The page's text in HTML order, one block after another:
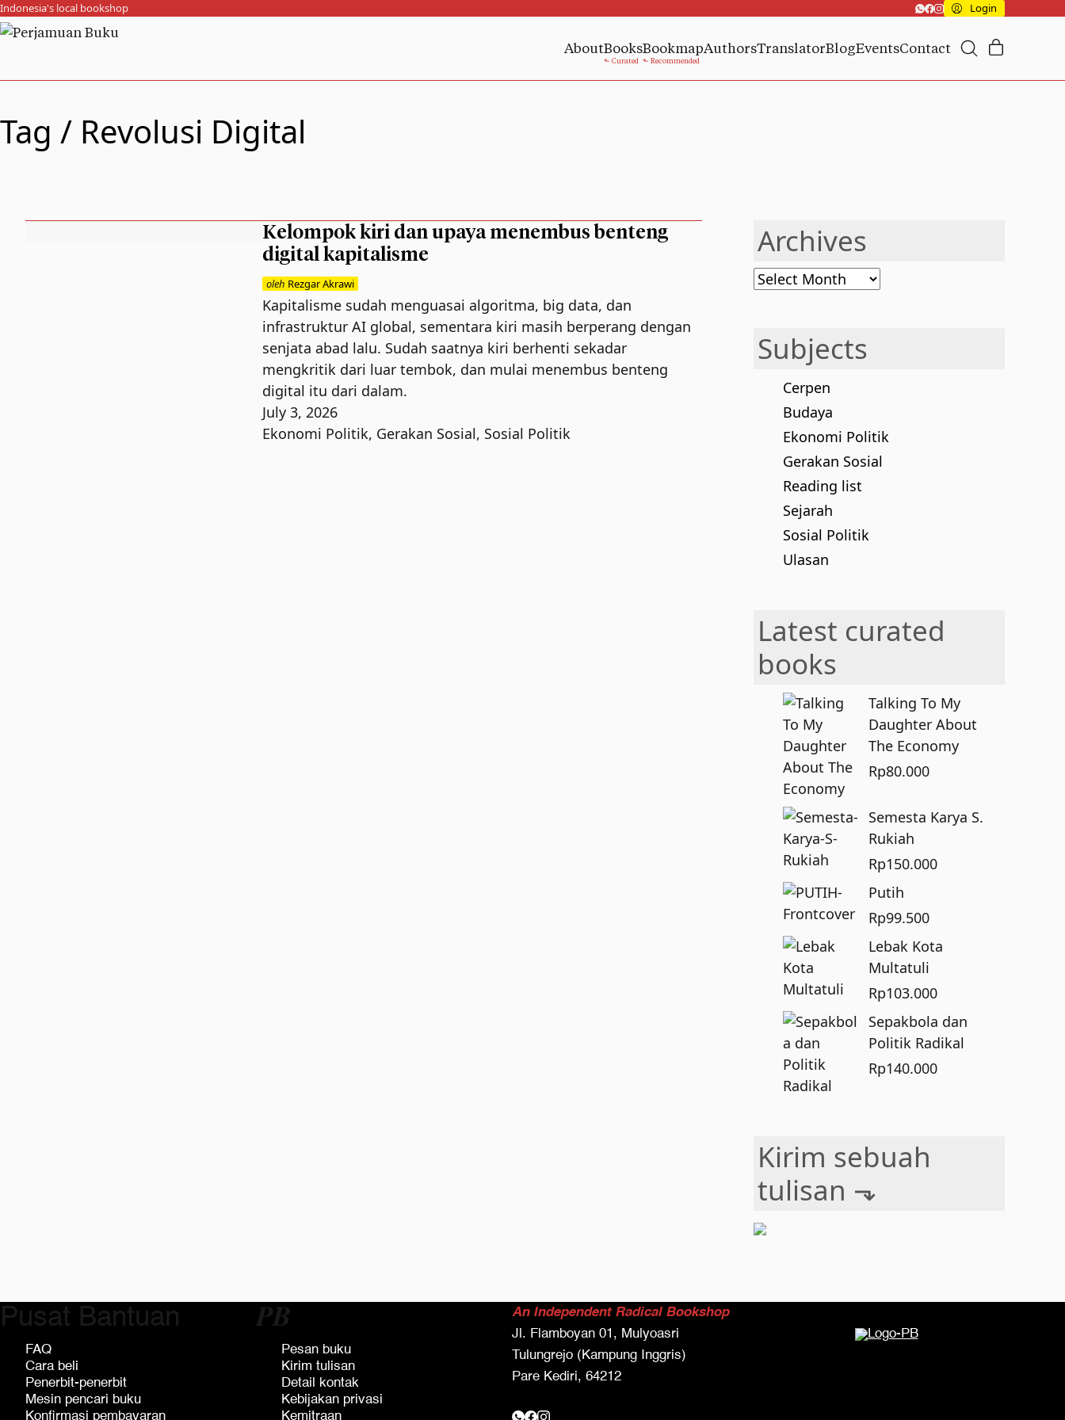
Indonesia's local bookshop Login
AboutBooksBookmapAuthorsTranslatorBlogEventsContact
Tag / Revolusi Digital
Kelompok kiri dan upaya menembus benteng
digital kapitalisme
oleh Rezgar Akrawi
Kapitalisme sudah menguasai algoritma, big data, dan
infrastruktur AI global, sementara kiri masih berperang dengan
senjata abad lalu. Sudah saatnya kiri berhenti sekadar
mengkritik dari luar tembok, dan mulai menembus benteng
digital itu dari dalam.
July 3, 2026
Ekonomi Politik, Gerakan Sosial, Sosial Politik
Archives
Archives
Subjects
Cerpen
Budaya
Ekonomi Politik
Gerakan Sosial
Reading list
Sejarah
Sosial Politik
Ulasan
Latest curated
books
Talking To My
Daughter About
The Economy
Rp80.000
Semesta Karya S.
Rukiah
Rp150.000
Putih
Rp99.500
Lebak Kota
Multatuli
Rp103.000
Sepakbola dan
Politik Radikal
Rp140.000
Kirim sebuah
tulisan ⬎
Pusat Bantuan
FAQ
Cara beli
Penerbit-penerbit
Mesin pencari buku
Konfirmasi pembayaran
𝑷𝑩
Pesan buku
Kirim tulisan
Detail kontak
Kebijakan privasi
Kemitraan
An Independent Radical Bookshop
Jl. Flamboyan 01, Mulyoasri
Tulungrejo (Kampung Inggris)
Pare Kediri, 64212